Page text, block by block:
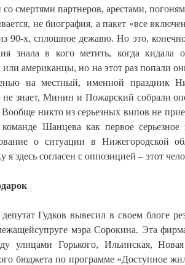
смертями партнеров, арестами,
не биография, а пакет «все
90-х, сплошное дежавю. Но это,
знала в кого метить, когда
или американцы, но на этот раз попали
на местный, именной праздник
не знает, Минин и Пожарский собрали
Вообще никто из серьезных випов не
команде Шанцева как первое
о ситуации в Нижегородской
я здесь согласен с оппозицией – этот
Гудков вывесил в своем блоге
мэра Сорокина. Эта
улицами Горького, Ильинская,
бюджета по программе «Доступное